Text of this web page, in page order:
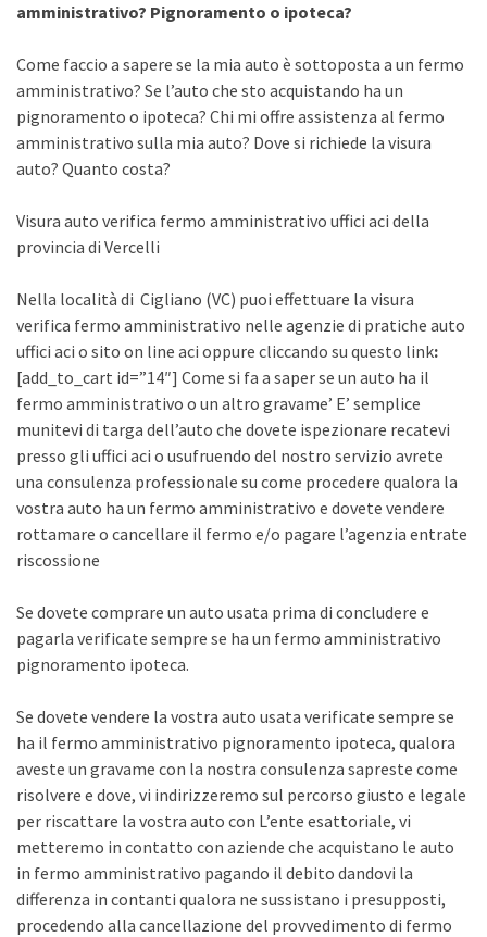
amministrativo? Pignoramento o ipoteca?
Come faccio a sapere se la mia auto è sottoposta a un fermo
amministrativo? Se l’auto che sto acquistando ha un
pignoramento o ipoteca? Chi mi offre assistenza al fermo
amministrativo sulla mia auto? Dove si richiede la visura
auto? Quanto costa?
Visura auto verifica fermo amministrativo uffici aci della
provincia di Vercelli
Nella località di Cigliano (VC) puoi effettuare la visura
verifica fermo amministrativo nelle agenzie di pratiche auto
uffici aci o sito on line aci oppure cliccando su questo link:
[add_to_cart id=”14″] Come si fa a saper se un auto ha il
fermo amministrativo o un altro gravame’ E’ semplice
munitevi di targa dell’auto che dovete ispezionare recatevi
presso gli uffici aci o usufruendo del nostro servizio avrete
una consulenza professionale su come procedere qualora la
vostra auto ha un fermo amministrativo e dovete vendere
rottamare o cancellare il fermo e/o pagare l’agenzia entrate
riscossione
Se dovete comprare un auto usata prima di concludere e
pagarla verificate sempre se ha un fermo amministrativo
pignoramento ipoteca.
Se dovete vendere la vostra auto usata verificate sempre se
ha il fermo amministrativo pignoramento ipoteca, qualora
aveste un gravame con la nostra consulenza sapreste come
risolvere e dove, vi indirizzeremo sul percorso giusto e legale
per riscattare la vostra auto con L’ente esattoriale, vi
metteremo in contatto con aziende che acquistano le auto
in fermo amministrativo pagando il debito dandovi la
differenza in contanti qualora ne sussistano i presupposti,
procedendo alla cancellazione del provvedimento di fermo